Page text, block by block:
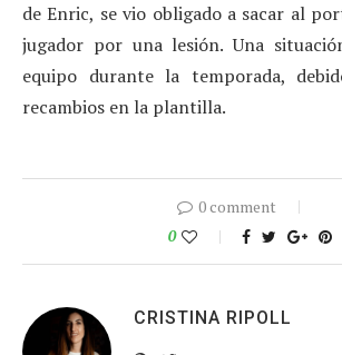
de Enric, se vio obligado a sacar al
jugador por una lesión. Una
equipo durante la temporada,
recambios en la plantilla.
0 comment
0
CRISTINA RIPOLL